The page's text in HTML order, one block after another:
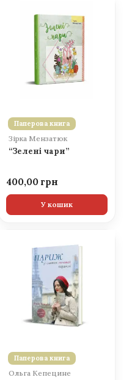
Паперова книга
Зірка Мензатюк
“Зелені чари”
400,00
У кошик
Паперова книга
Ольга Кепецине